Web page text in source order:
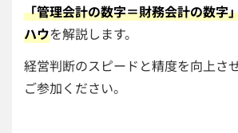
「管理会計の数字＝財務会計の数字
ハウを解説します。
経営判断のスピードと精度を向上さ
ご参加ください。